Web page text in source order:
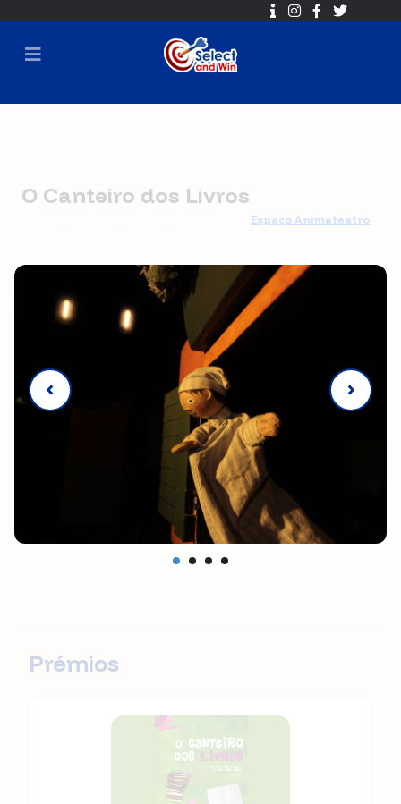
O Canteiro dos Livros
Espaço Animateatro
⏳ Sorteio em2017-03-16 16:30
Prémios